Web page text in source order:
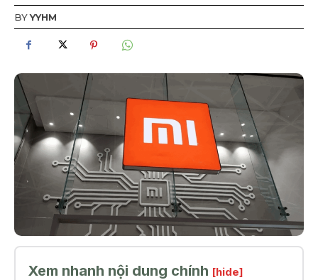
BYYYHM
Xem nhanh nội dung chính [hide]